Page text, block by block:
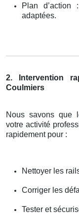
Plan
adaptées.
2. Intervention
Coulmiers
Nous savons que
votre activité
rapidement pour :
Nettoyer les
Corriger les
Tester et